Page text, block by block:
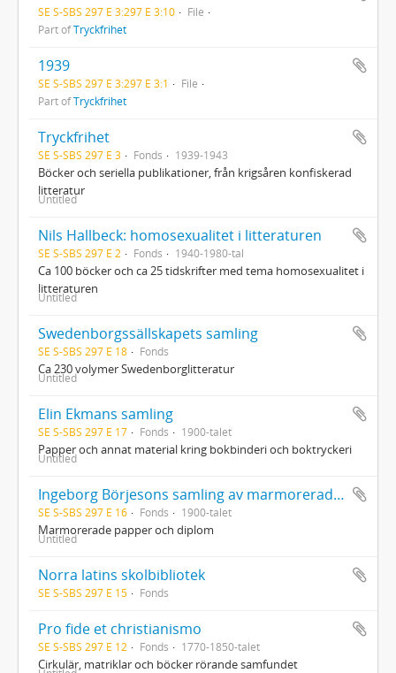
SE S-SBS 297 E 3:297 E 3:10
File
Part ofTryckfrihet
1939
SE S-SBS 297 E 3:297 E 3:1
File
Part ofTryckfrihet
Tryckfrihet
SE S-SBS 297 E 3 Fonds 1939-1943
Böcker och seriella publikationer, från krigsåren konfiskerad
litteratur
Untitled
Nils Hallbeck: homosexualitet i litteraturen
SE S-SBS 297 E 2 Fonds 1940-1980-tal
Ca 100 böcker och ca 25 tidskrifter med tema homosexualitet i
litteraturen
Untitled
Swedenborgssällskapets samling
SE S-SBS 297 E 18 Fonds
Ca 230 volymer Swedenborglitteratur
Untitled
Elin Ekmans samling
SE S-SBS 297 E 17 Fonds 1900-talet
Papper och annat material kring bokbinderi och boktryckeri
Untitled
Ingeborg Börjesons samling av marmorerade papper och diplom
SE S-SBS 297 E 16 Fonds 1900-talet
Marmorerade papper och diplom
Untitled
Norra latins skolbibliotek
SE S-SBS 297 E 15 Fonds
Pro fide et christianismo
SE S-SBS 297 E 12 Fonds 1770-1850-talet
Cirkulär, matriklar och böcker rörande samfundet